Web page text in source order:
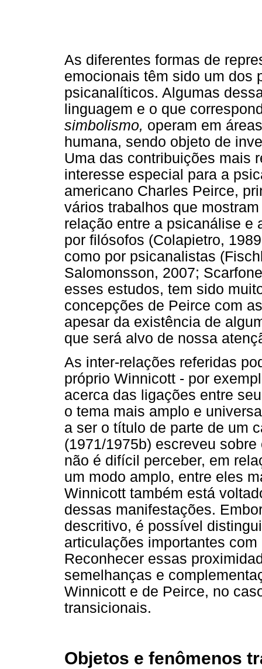
As diferentes formas de
emocionais têm sido um dos
psicanalíticos. Algumas
linguagem e o que
simbolismo, operam em
humana, sendo objeto de
Uma das contribuições mais
interesse especial para a
americano Charles Peirce,
vários trabalhos que
relação entre a psicanálise e
por filósofos (Colapietro,
como por psicanalistas
Salomonsson, 2007;
esses estudos, tem sido
concepções de Peirce com
apesar da existência de
que será alvo de nossa
As inter-relações referidas
próprio Winnicott - por
acerca das ligações entre
o tema mais amplo e
a ser o título de parte de um
(1971/1975b) escreveu
não é difícil perceber, em
um modo amplo, entre eles
Winnicott também está
dessas manifestações.
descritivo, é possível
articulações importantes
Reconhecer essas
semelhanças e
Winnicott e de Peirce, no
transicionais.
Objetos e fenômenos